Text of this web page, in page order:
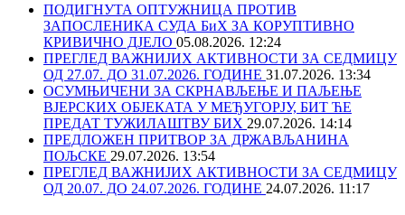
ПОДИГНУТА ОПТУЖНИЦА ПРОТИВ
ЗАПОСЛЕНИКА СУДА БиХ ЗА КОРУПТИВНО
КРИВИЧНО ДЈЕЛО 05.08.2026. 12:24
ПРЕГЛЕД ВАЖНИЈИХ АКТИВНОСТИ ЗА СЕДМИЦУ
ОД 27.07. ДО 31.07.2026. ГОДИНЕ 31.07.2026. 13:34
ОСУМЊИЧЕНИ ЗА СКРНАВЉЕЊЕ И ПАЉЕЊЕ
ВЈЕРСКИХ ОБЈЕКАТА У МЕЂУГОРЈУ, БИТ ЋЕ
ПРЕДАТ ТУЖИЛАШТВУ БИХ 29.07.2026. 14:14
ПРЕДЛОЖЕН ПРИТВОР ЗА ДРЖАВЉАНИНА
ПОЉСКЕ 29.07.2026. 13:54
ПРЕГЛЕД ВАЖНИЈИХ АКТИВНОСТИ ЗА СЕДМИЦУ
ОД 20.07. ДО 24.07.2026. ГОДИНЕ 24.07.2026. 11:17